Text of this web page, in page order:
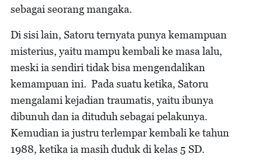
sebagai seorang mangaka.
Di sisi lain, Satoru ternyata punya kemampuan
misterius, yaitu mampu kembali ke masa lalu,
meski ia sendiri tidak bisa mengendalikan
kemampuan ini. Pada suatu ketika, Satoru
mengalami kejadian traumatis, yaitu ibunya
dibunuh dan ia dituduh sebagai pelakunya.
Kemudian ia justru terlempar kembali ke tahun
1988, ketika ia masih duduk di kelas 5 SD.